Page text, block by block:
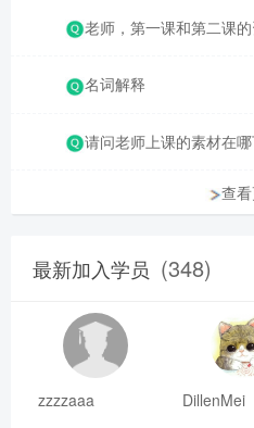
老师，第一课和第二课
名词解释
请问老师上课的素材在哪
查
最新加入学员 (348)
zzzzaaa DillenMei